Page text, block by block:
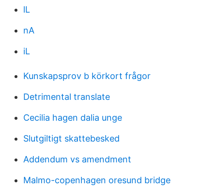
lL
nA
iL
Kunskapsprov b körkort frågor
Detrimental translate
Cecilia hagen dalia unge
Slutgiltigt skattebesked
Addendum vs amendment
Malmo-copenhagen oresund bridge